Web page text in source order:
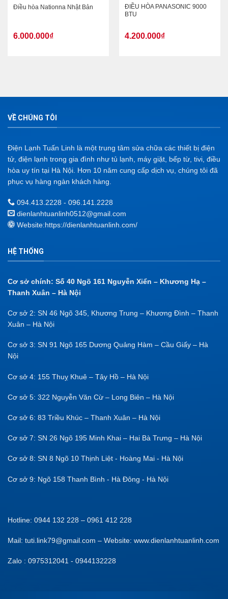
Điều hòa Nationna Nhật Bản
6.000.000₫
ĐIỀU HÒA PANASONIC 9000
BTU
4.200.000₫
VỀ CHÚNG TÔI
Điện Lạnh Tuấn Linh là một trung tâm sửa chữa các thiết bị điện
tử, điện lạnh trong gia đình như tủ lạnh, máy giặt, bếp từ, tivi, điều
hòa uy tín tại Hà Nội. Hơn 10 năm cung cấp dịch vụ, chúng tôi đã
phục vụ hàng ngàn khách hàng.
094.413.2228 - 096.141.2228
dienlanhtuanlinh0512@gmail.com
Website:https://dienlanhtuanlinh.com/
HỆ THỐNG
Cơ sở chính: Số 40 Ngõ 161 Nguyễn Xiển – Khương Hạ –
Thanh Xuân – Hà Nội
Cơ sở 2: SN 46 Ngõ 345, Khương Trung – Khương Đình – Thanh
Xuân – Hà Nội
Cơ sở 3: SN 91 Ngõ 165 Dương Quảng Hàm – Cầu Giấy – Hà
Nội
Cơ sở 4: 155 Thuỵ Khuê – Tây Hồ – Hà Nội
Cơ sở 5: 322 Nguyễn Văn Cừ – Long Biên – Hà Nội
Cơ sở 6: 83 Triều Khúc – Thanh Xuân – Hà Nội
Cơ sở 7: SN 26 Ngõ 195 Minh Khai – Hai Bà Trưng – Hà Nội
Cơ sở 8: SN 8 Ngõ 10 Thịnh Liệt - Hoàng Mai - Hà Nội
Cơ sở 9: Ngõ 158 Thanh Bình - Hà Đông - Hà Nội
Hotline: 0944 132 228 – 0961 412 228
Mail: tuti.link79@gmail.com – Website: www.dienlanhtuanlinh.com
Zalo : 0975312041 - 0944132228